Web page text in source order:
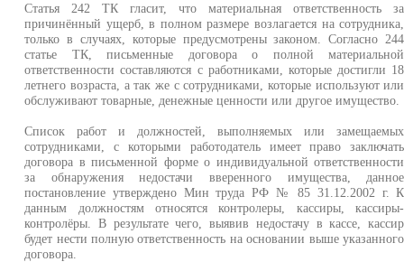
Статья 242 ТК гласит, что материальная ответственность за
причинённый ущерб, в полном размере возлагается на сотрудника,
только в случаях, которые предусмотрены законом. Согласно 244
статье ТК, письменные договора о полной материальной
ответственности составляются с работниками, которые достигли 18
летнего возраста, а так же с сотрудниками, которые используют или
обслуживают товарные, денежные ценности или другое имущество.
Список работ и должностей, выполняемых или замещаемых
сотрудниками, с которыми работодатель имеет право заключать
договора в письменной форме о индивидуальной ответственности
за обнаружения недостачи вверенного имущества, данное
постановление утверждено Мин труда РФ № 85 31.12.2002 г. К
данным должностям относятся контролеры, кассиры, кассиры-
контролёры. В результате чего, выявив недостачу в кассе, кассир
будет нести полную ответственность на основании выше указанного
договора.